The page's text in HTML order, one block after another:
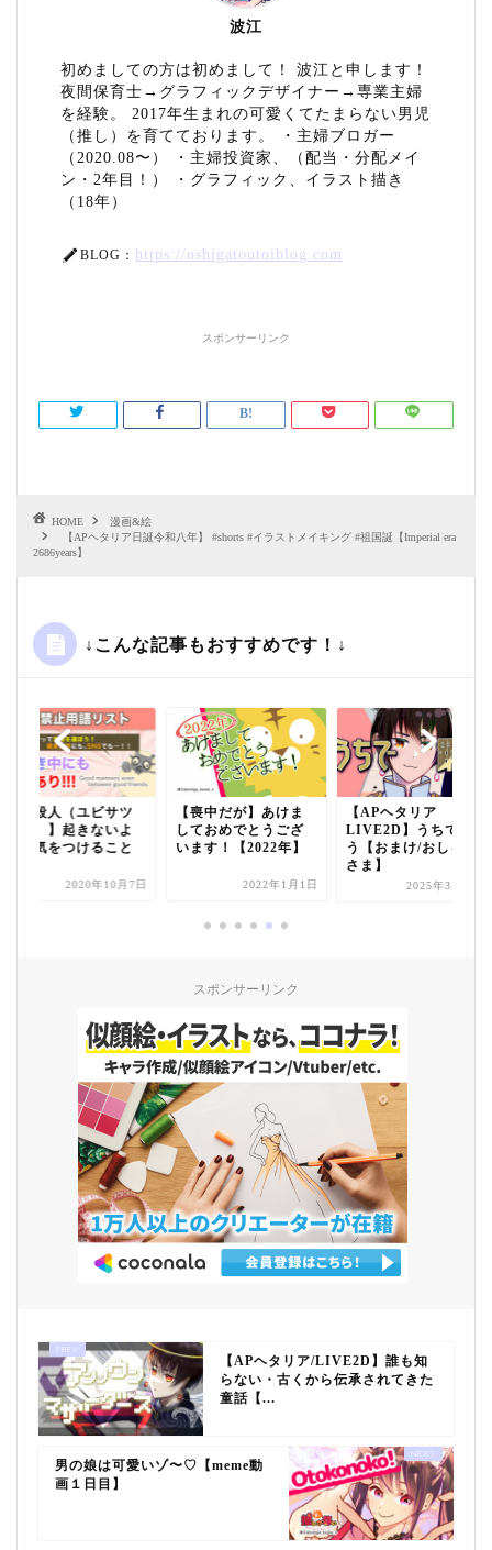
波江
初めましての方は初めまして！ 波江と申します！
夜間保育士→グラフィックデザイナー→専業主婦
を経験。 2017年生まれの可愛くてたまらない男児
（推し）を育てております。 ・主婦ブロガー
（2020.08〜） ・主婦投資家、（配当・分配メイ
ン・2年目！） ・グラフィック、イラスト描き
（18年）
BLOG： https://oshigatoutoiblog.com
スポンサーリンク
HOME
漫画&絵
【APヘタリア日誕令和八年】 #shorts #イラストメイキング #祖国誕【Imperial era
2686years】
↓こんな記事もおすすめです！↓
【指殺人（ユビサツ
ジン）】起きないよ
うに気をつけること
2020年10月7日
【喪中だが】あけま
しておめでとうござ
います！【2022年】
2022年1月1日
【APヘタリア
LIVE2D】うちで踊ろ
う【おまけ/おしゃか
さま】
2025年3月11日
スポンサーリンク
【APヘタリア/LIVE2D】誰も知
らない・古くから伝承されてきた
童話【...
男の娘は可愛いゾ〜♡【meme動
画１日目】